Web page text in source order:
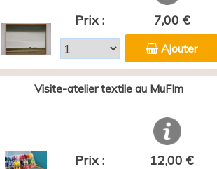
Prix : 7,00 €
Ajouter
Visite-atelier textile au MuFIm
Prix : 12,00 €